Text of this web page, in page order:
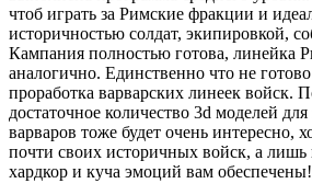
чтоб играть за Римские фракции и
историчностью солдат, экипировкой,
Кампания полностью готова, линейка
аналогично. Единственно что не
проработка варварских линеек войск.
достаточное количество 3d моделей для
варваров тоже будет очень интересно,
почти своих историчных войск, а
хардкор и куча эмоций вам обеспечены!